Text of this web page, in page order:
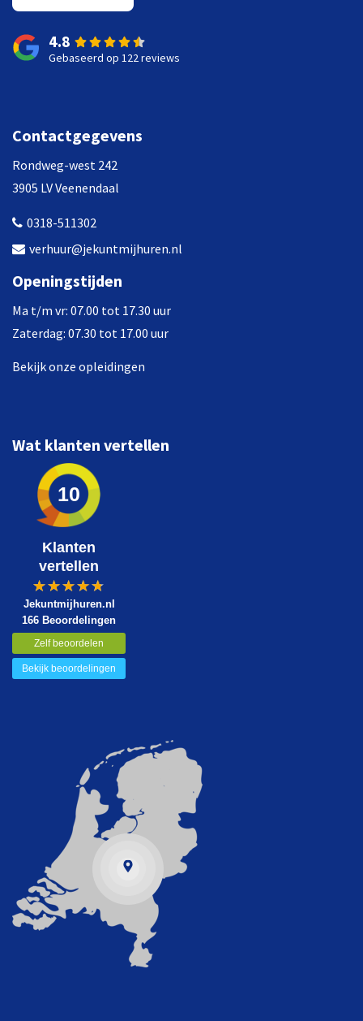
4.8
Gebaseerd op 122 reviews
Contactgegevens
Rondweg-west 242
3905 LV Veenendaal
0318-511302
verhuur@jekuntmijhuren.nl
Openingstijden
Ma t/m vr: 07.00 tot 17.30 uur
Zaterdag: 07.30 tot 17.00 uur
Bekijk onze opleidingen
Wat klanten vertellen
10
Klanten
vertellen
Jekuntmijhuren.nl
166 Beoordelingen
Zelf beoordelen
Bekijk beoordelingen